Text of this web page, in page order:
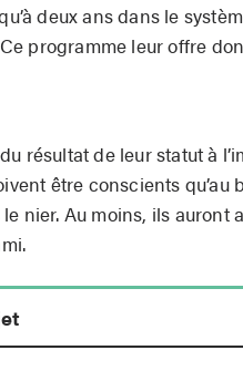
deux ans dans le
programme leur offre
résultat de leur statut à
être conscients
nier. Au moins, ils auront